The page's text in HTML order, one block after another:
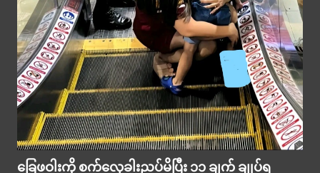
ခြေဖဝါးကို စက်လှေခါးညပ်မိပြီး ၁၁ ချက် ချုပ်ရ